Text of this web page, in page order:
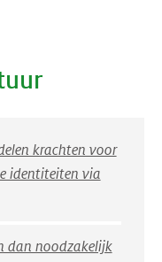
krachten voor
identiteiten via
dan noodzakelijk